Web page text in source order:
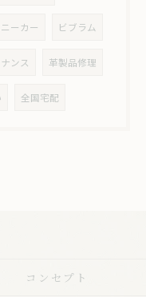
ーカー ビブラム
ンス 革製品修理
全国宅配
コンセプト